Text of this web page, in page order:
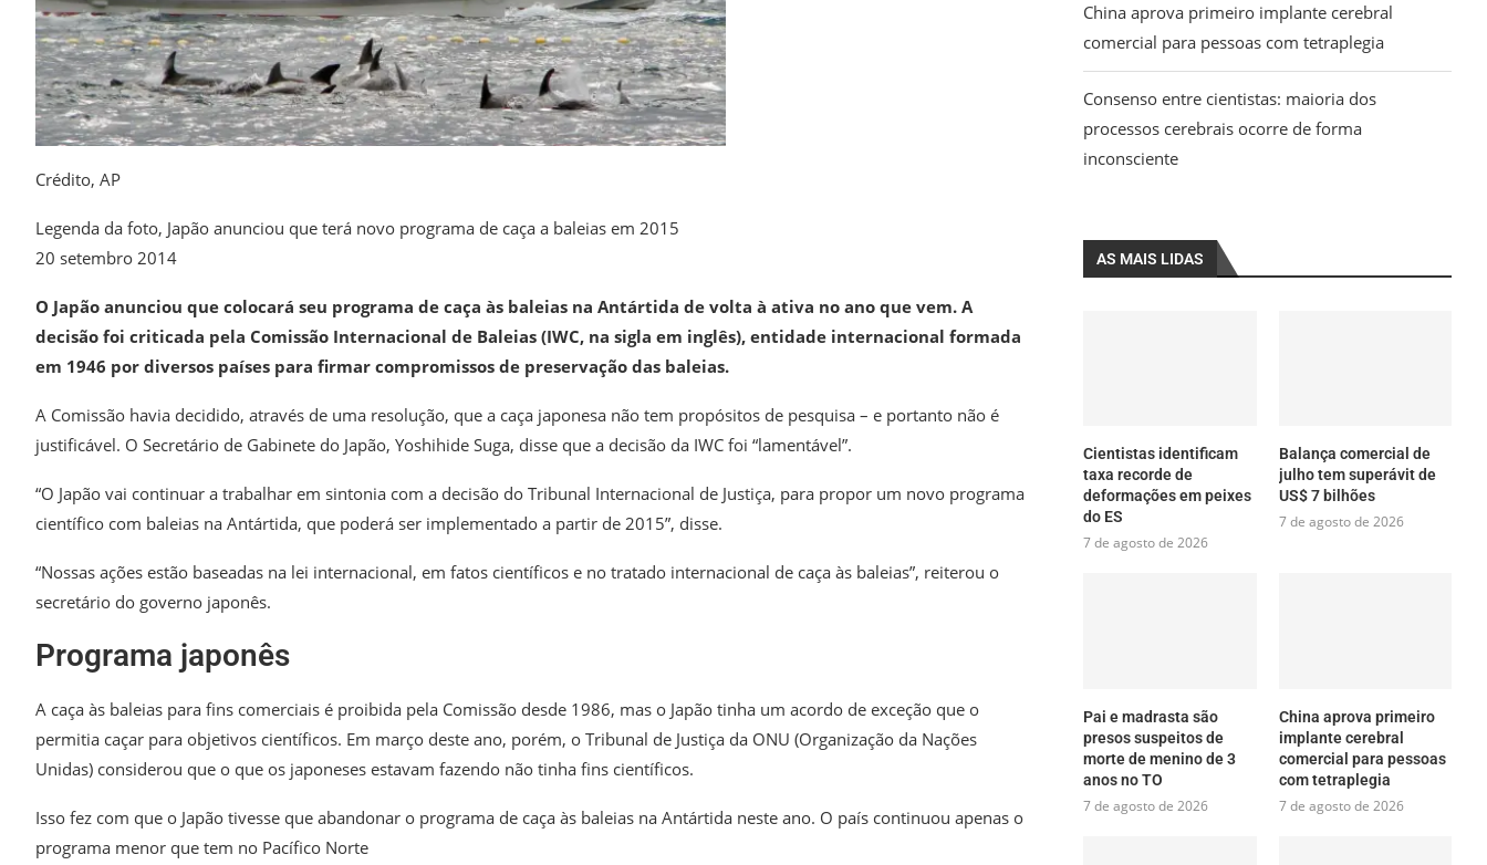
Crédito, AP
Legenda da foto, Japão anunciou que terá novo programa de caça a baleias em 2015
20 setembro 2014
O Japão anunciou que colocará seu programa de caça às baleias na Antártida de volta à ativa no ano que vem. A
decisão foi criticada pela Comissão Internacional de Baleias (IWC, na sigla em inglês), entidade internacional formada
em 1946 por diversos países para firmar compromissos de preservação das baleias.
A Comissão havia decidido, através de uma resolução, que a caça japonesa não tem propósitos de pesquisa – e portanto não é
justificável. O Secretário de Gabinete do Japão, Yoshihide Suga, disse que a decisão da IWC foi “lamentável”.
“O Japão vai continuar a trabalhar em sintonia com a decisão do Tribunal Internacional de Justiça, para propor um novo programa
científico com baleias na Antártida, que poderá ser implementado a partir de 2015”, disse.
“Nossas ações estão baseadas na lei internacional, em fatos científicos e no tratado internacional de caça às baleias”, reiterou o
secretário do governo japonês.
Programa japonês
A caça às baleias para fins comerciais é proibida pela Comissão desde 1986, mas o Japão tinha um acordo de exceção que o
permitia caçar para objetivos científicos. Em março deste ano, porém, o Tribunal de Justiça da ONU (Organização da Nações
Unidas) considerou que o que os japoneses estavam fazendo não tinha fins científicos.
Isso fez com que o Japão tivesse que abandonar o programa de caça às baleias na Antártida neste ano. O país continuou apenas o
programa menor que tem no Pacífico Norte
China aprova primeiro implante cerebral
comercial para pessoas com tetraplegia
Consenso entre cientistas: maioria dos
processos cerebrais ocorre de forma
inconsciente
AS MAIS LIDAS
Cientistas identificam
taxa recorde de
deformações em peixes
do ES
7 de agosto de 2026
Balança comercial de
julho tem superávit de
US$ 7 bilhões
7 de agosto de 2026
Pai e madrasta são
presos suspeitos de
morte de menino de 3
anos no TO
7 de agosto de 2026
China aprova primeiro
implante cerebral
comercial para pessoas
com tetraplegia
7 de agosto de 2026